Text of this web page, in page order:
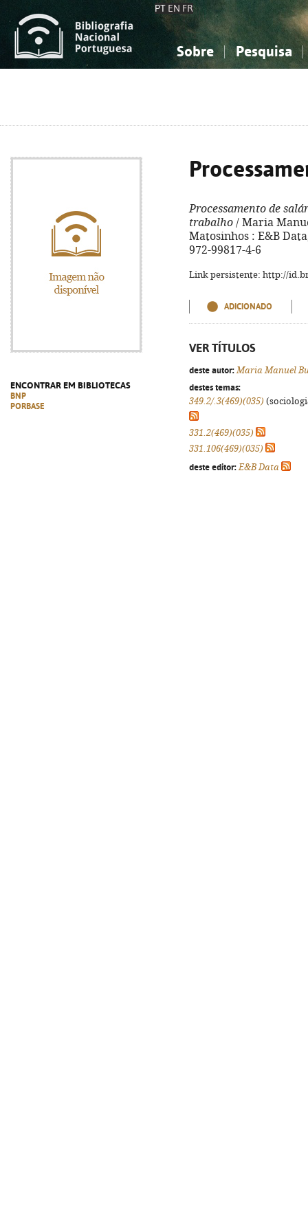
PT EN FR
Sobre Pesquisa
ENCONTRAR EM BIBLIOTECAS
BNP
PORBASE
Processamento de
trabalho / Maria
Matosinhos : E&B
972-99817-4-6
Link persistente: http://
ADICIONADO
VER TÍTULOS
deste autor: Maria Manuel
destes temas:
349.2/.3(469)(035)
331.2(469)(035)
331.106(469)(035)
deste editor: E&B Data